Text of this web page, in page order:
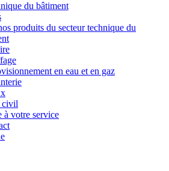
du bâtiment
produits du secteur technique du
en eau et en gaz
civil
à votre service